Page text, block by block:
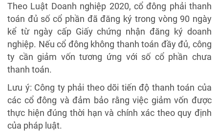
Theo Luật Doanh nghiệp 2020, cổ đông phải thanh
toán đủ số cổ phần đã đăng ký trong vòng 90 ngày
kể từ ngày cấp Giấy chứng nhận đăng ký doanh
nghiệp. Nếu cổ đông không thanh toán đầy đủ, công
ty cần giảm vốn tương ứng với số cổ phần chưa
thanh toán.
Lưu ý: Công ty phải theo dõi tiến độ thanh toán của
các cổ đông và đảm bảo rằng việc giảm vốn được
thực hiện đúng thời hạn và chính xác theo quy định
của pháp luật.